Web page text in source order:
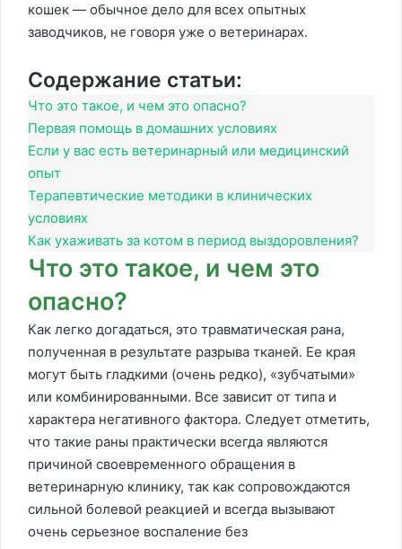
кошек — обычное дело для всех опытных
заводчиков, не говоря уже о ветеринарах.
Содержание статьи:
Что это такое, и чем это опасно?
Первая помощь в домашних условиях
Если у вас есть ветеринарный или медицинский
опыт
Терапевтические методики в клинических
условиях
Как ухаживать за котом в период выздоровления?
Что это такое, и чем это
опасно?
Как легко догадаться, это травматическая рана,
полученная в результате разрыва тканей. Ее края
могут быть гладкими (очень редко), «зубчатыми»
или комбинированными. Все зависит от типа и
характера негативного фактора. Следует отметить,
что такие раны практически всегда являются
причиной своевременного обращения в
ветеринарную клинику, так как сопровождаются
сильной болевой реакцией и всегда вызывают
очень серьезное воспаление без